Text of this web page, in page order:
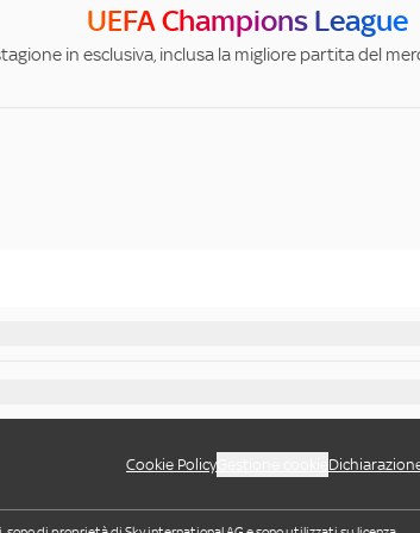
UEFA Champions League
in esclusiva, inclusa la migliore partita del
Cookie Policy